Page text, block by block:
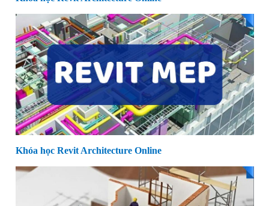
Khóa học Revit Architecture Online